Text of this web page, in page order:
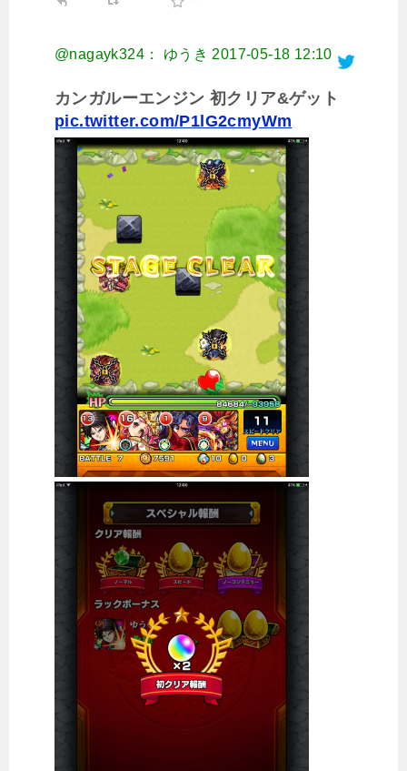
@nagayk324： ゆうき 2017-05-18 12:10
カンガルーエンジン 初クリア&ゲット
pic.twitter.com/P1lG2cmyWm